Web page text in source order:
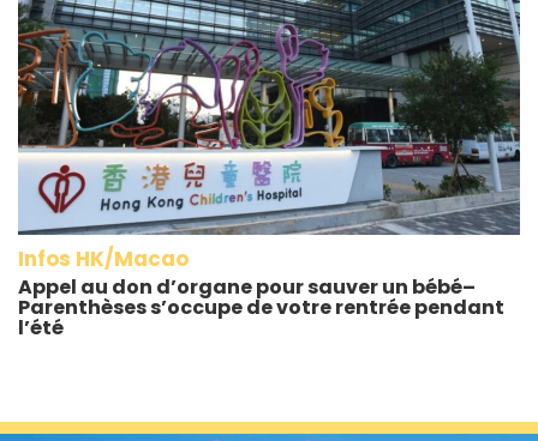
Infos HK/Macao
Appel au don d’organe pour sauver un bébé–
Parenthèses s’occupe de votre rentrée pendant
l’été